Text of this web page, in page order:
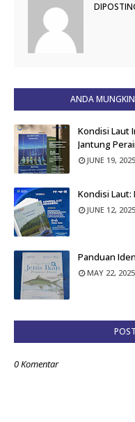
ANDA
Kondisi Laut
Jantung
JUNE 19, 2025
Kondisi Laut:
JUNE 12, 2025
Panduan
MAY 22, 2025
0 Komentar